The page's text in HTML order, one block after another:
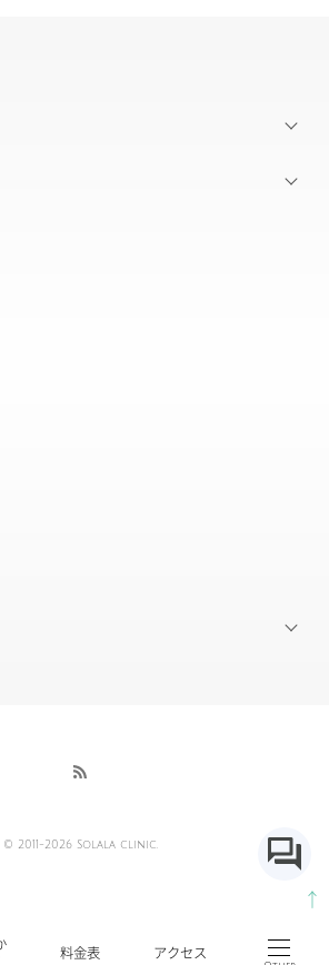
料金表 アクセス
】INDEX
来
覧
プロ
ナル
ン
© 2011-2026 Solala clinic.
↑